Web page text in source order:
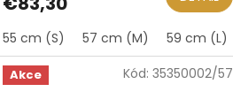
61 cm (XL)
55 cm (S) 57 cm (M) 59 cm (L)
Akce Kód: 35350002/57